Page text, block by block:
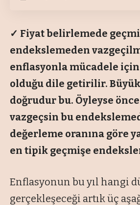
✓ Fiyat belirlemede
endekslemeden
enflasyonla mücadele
olduğu dile getirilir.
doğrudur bu. Öyleyse
vazgeçsin bu
değerleme oranına göre
en tipik geçmişe
Enflasyonun bu yıl hangi
gerçekleşeceği artık üç